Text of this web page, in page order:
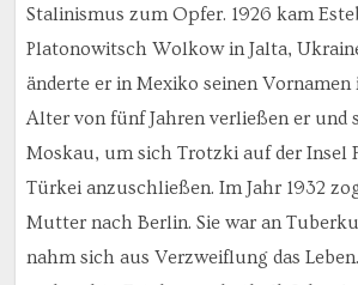
Stalinismus zum Opfer. 1926 kam
Platonowitsch Wolkow in Jalta,
änderte er in Mexiko seinen Vornamen
Alter von fünf Jahren verließen er und
Moskau, um sich Trotzki auf der Insel
Türkei anzuschließen. Im Jahr 1932
Mutter nach Berlin. Sie war an
nahm sich aus Verzweiflung das